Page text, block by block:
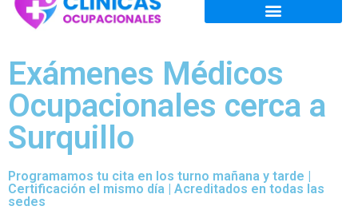
Exámenes Médicos
Ocupacionales cerca a
Surquillo
Programamos tu cita en los turno mañana y tarde |
Certificación el mismo día | Acreditados en todas las
sedes